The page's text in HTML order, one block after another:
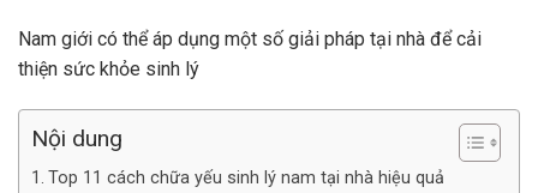
Nam giới có thể áp dụng một số giải pháp tại nhà để cải
thiện sức khỏe sinh lý
Nội dung
Top 11 cách chữa yếu sinh lý nam tại nhà hiệu quả